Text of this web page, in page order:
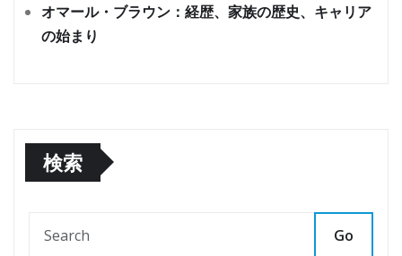
オマール・ブラウン：経歴、家族の歴史、キャリア
の始まり
検索
Go